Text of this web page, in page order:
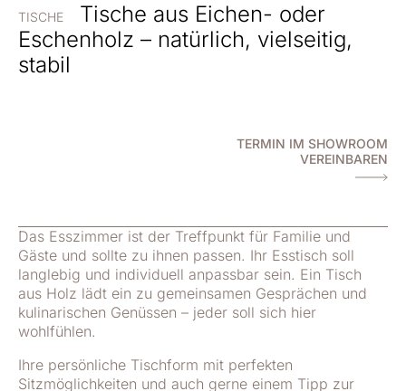
TISCHE
Tische aus Eichen- oder
Eschenholz – natürlich, vielseitig,
stabil
TERMIN IM SHOWROOM
VEREINBAREN
Das Esszimmer ist der Treffpunkt für Familie und
Gäste und sollte zu ihnen passen. Ihr Esstisch soll
langlebig und individuell anpassbar sein. Ein Tisch
aus Holz lädt ein zu gemeinsamen Gesprächen und
kulinarischen Genüssen – jeder soll sich hier
wohlfühlen.
Ihre persönliche Tischform mit perfekten
Sitzmöglichkeiten und auch gerne einem Tipp zur